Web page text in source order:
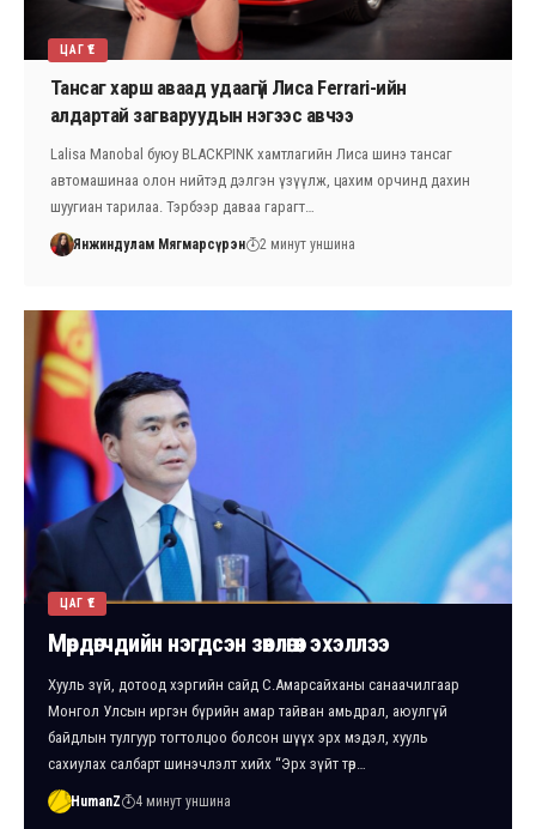
ЦАГ ҮЕ
Тансаг харш аваад удаагүй Лиса Ferrari-ийн
алдартай загваруудын нэгээс авчээ
Lalisa Manobal буюу BLACKPINK хамтлагийн Лиса шинэ тансаг
автомашинаа олон нийтэд дэлгэн үзүүлж, цахим орчинд дахин
шуугиан тарилаа. Тэрбээр даваа гарагт…
Янжиндулам Мягмарсүрэн 2 минут уншина
ЦАГ ҮЕ
Мөрдөгчдийн нэгдсэн зөвлөгөөн эхэллээ
Хууль зүй, дотоод хэргийн сайд С.Амарсайханы санаачилгаар
Монгол Улсын иргэн бүрийн амар тайван амьдрал, аюулгүй
байдлын тулгуур тогтолцоо болсон шүүх эрх мэдэл, хууль
сахиулах салбарт шинэчлэлт хийх “Эрх зүйт төр…
HumanZ 4 минут уншина